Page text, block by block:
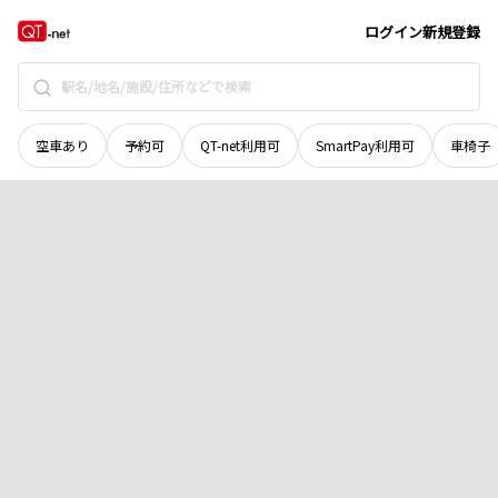
ログイン新規登録
空車あり 予約可 QT-net利用可 SmartPay利用可 車椅子
山梨県